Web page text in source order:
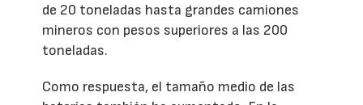
de 20 toneladas hasta grandes camiones
mineros con pesos superiores a las 200
toneladas.
Como respuesta, el tamaño medio de las